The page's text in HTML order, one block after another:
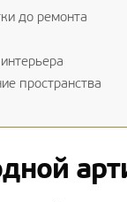
до ремонта
пространства